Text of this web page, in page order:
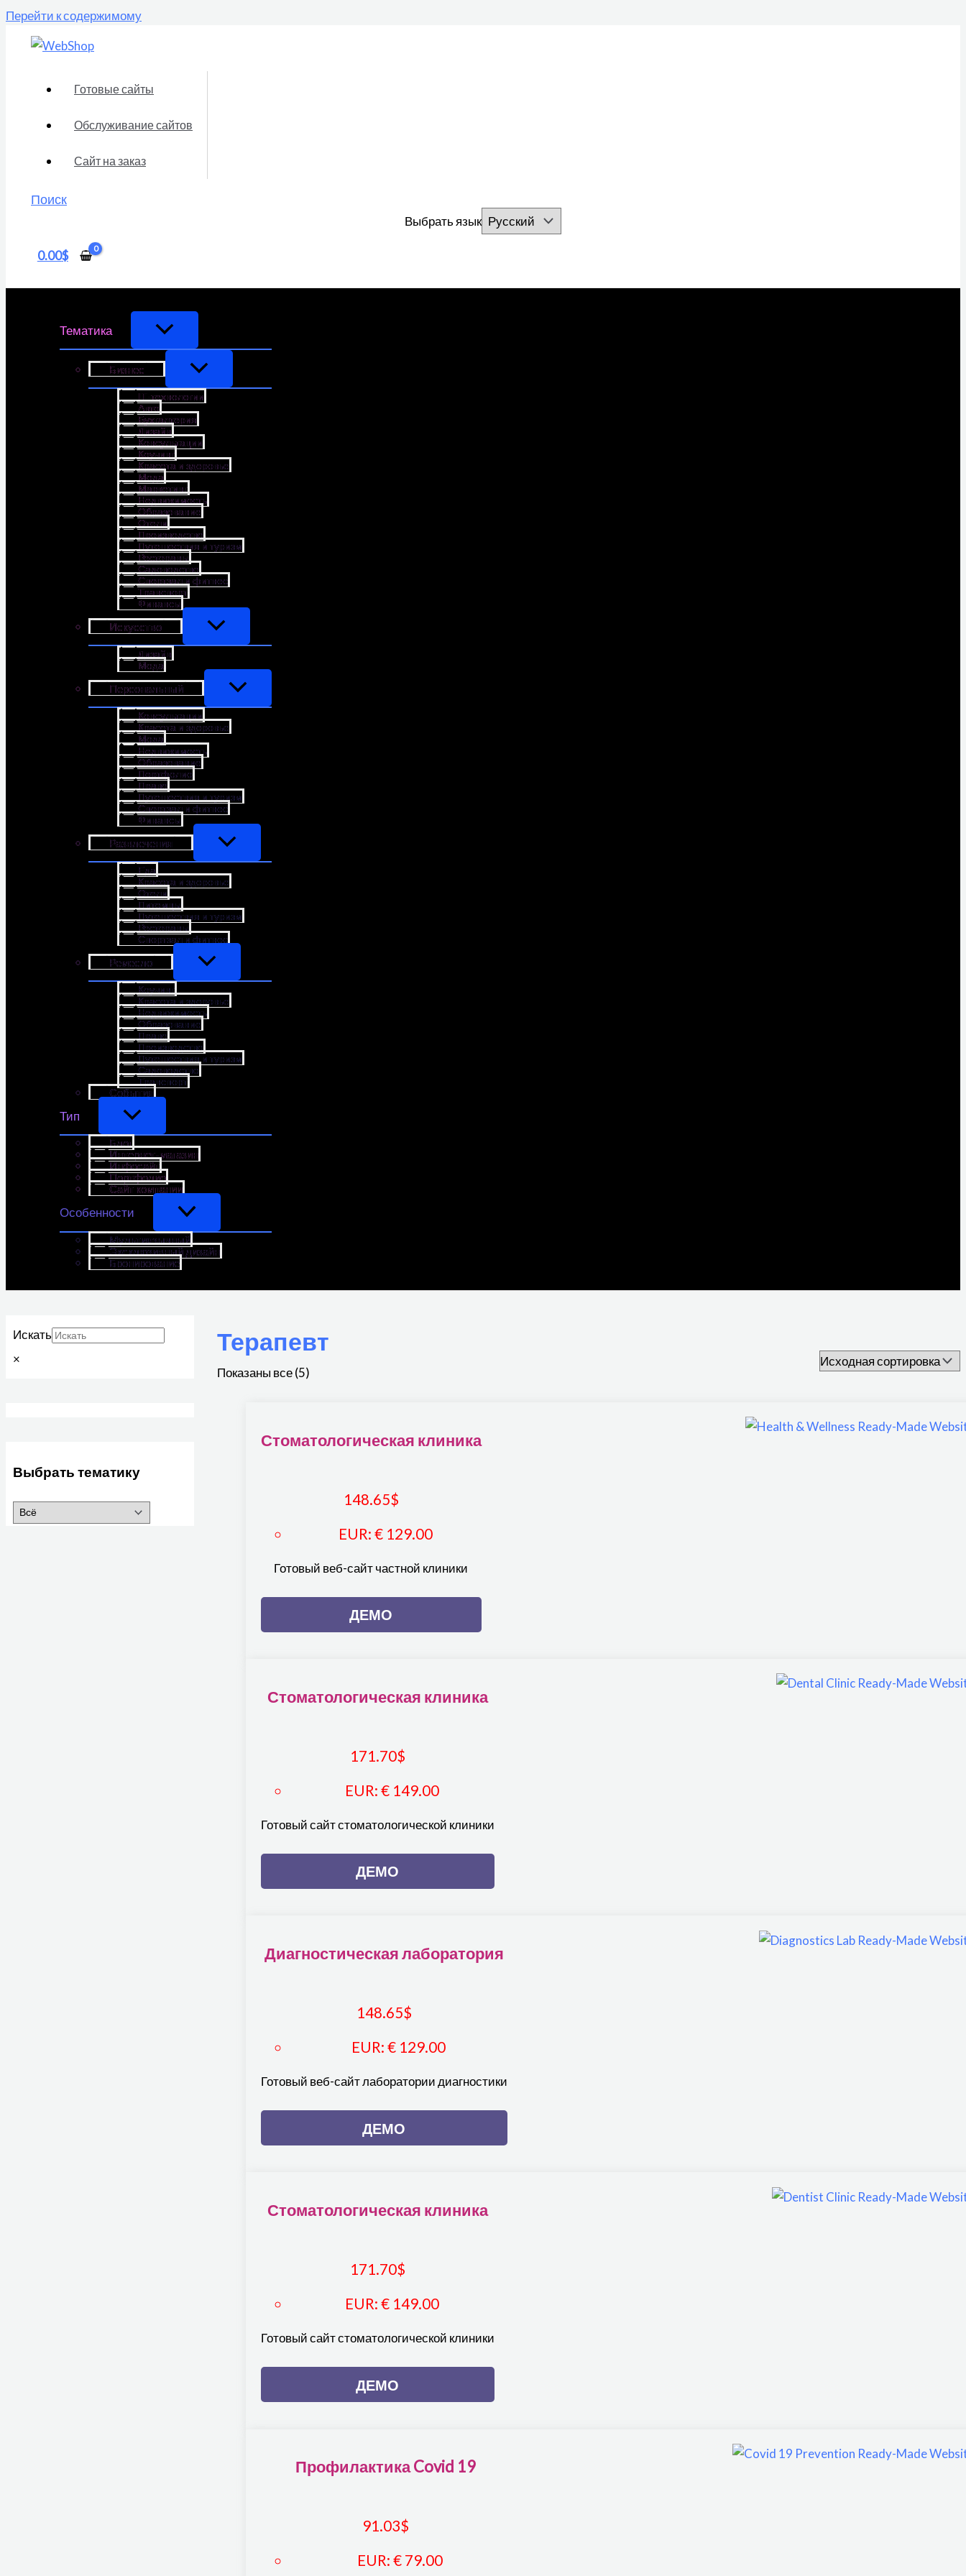
Перейти к содержимому
Готовые сайты
Обслуживание сайтов
Сайт на заказ
Поиск
Выбрать язык
0.00$
Тематика
Бизнес
IT-технологии
Авто
Бухгалтерия
Дизайн
Консультации
Коучинг
Красота и здоровье
Мода
Маркетинг
Недвижимость
Образование
Отели
Производство
Путешествия и туризм
Рестораны
Садоводство
Спортзал и фитнес
Транспорт
Финансы
Искусство
Дизайн
Мода
Персональный
Консультации
Красота и здоровье
Мода
Недвижимость
Образование
Портфолио
Право
Путешествия и туризм
Спортзал и фитнес
Финансы
Развлечения
Еда
Красота и здоровье
Отели
Питомцы
Путешествия и туризм
Рестораны
Спортзал и фитнес
Ремесло
Коучинг
Красота и здоровье
Недвижимость
Образование
Право
Производство
Путешествия и туризм
Садоводство
Транспорт
События
Тип
Блог
Интернет-магазин
Инфосайт
Портфолио
Сайт компании
Особенности
Мультиязычный
Эксклюзивный дизайн
Бронирование
Искать
×
Выбрать тематику
Терапевт
Показаны все (5)
Стоматологическая клиника
148.65$
EUR: € 129.00
Готовый веб-сайт частной клиники
ДЕМО
Стоматологическая клиника
171.70$
EUR: € 149.00
Готовый сайт стоматологической клиники
ДЕМО
Диагностическая лаборатория
148.65$
EUR: € 129.00
Готовый веб-сайт лаборатории диагностики
ДЕМО
Стоматологическая клиника
171.70$
EUR: € 149.00
Готовый сайт стоматологической клиники
ДЕМО
Профилактика Covid 19
91.03$
EUR: € 79.00